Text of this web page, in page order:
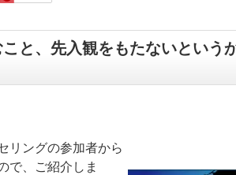
と、先入観をもたないという
リングの参加者から
で、ご紹介しま